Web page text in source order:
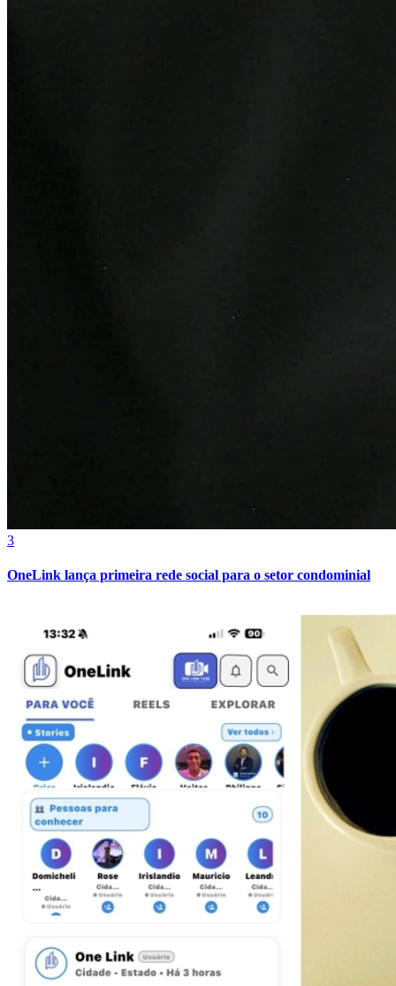
3
OneLink lança primeira rede social para o setor condominial